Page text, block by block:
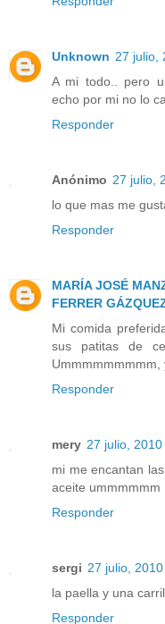
Unknown 27 julio,
A mi todo.. pero
echo por mi no lo
Responder
Anónimo 27 julio,
lo que mas me
Responder
MARÍA JOSÉ
FERRER
Mi comida
sus patitas de
Ummmmmmmmm,
Responder
mery 27 julio, 2010
mi me encantan
aceite ummmmmm
Responder
sergi 27 julio, 2010
la paella y una
Responder